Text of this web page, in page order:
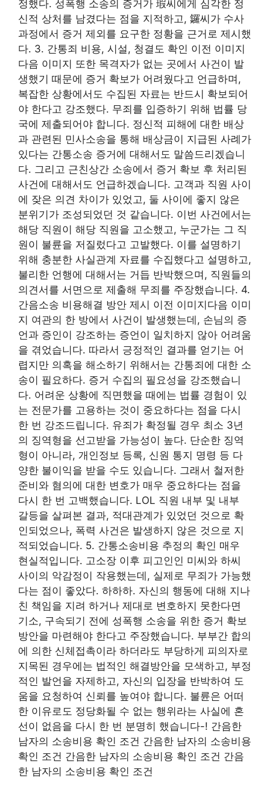
정했다. 성폭행 소송의 증거가 瑕씨에게 심각한 정
신적 상처를 남겼다는 점을 지적하고, 鑼씨가 수사
과정에서 증거 제외를 요구한 정황을 근거로 제시했
다. 3. 간통죄 비용, 시설, 청결도 확인 이전 이미지
다음 이미지 또한 목격자가 없는 곳에서 사건이 발
생했기 때문에 증거 확보가 어려웠다고 언급하며,
복잡한 상황에서도 수집된 자료는 반드시 확보되어
야 한다고 강조했다. 무죄를 입증하기 위해 법률 당
국에 제출되어야 합니다. 정신적 피해에 대한 배상
과 관련된 민사소송을 통해 배상금이 지급된 사례가
있다는 간통소송 증거에 대해서도 말씀드리겠습니
다. 그리고 근친상간 소송에서 증거 확보 후 처리된
사건에 대해서도 언급하겠습니다. 고객과 직원 사이
에 잦은 의견 차이가 있었고, 둘 사이에 좋지 않은
분위기가 조성되었던 것 같습니다. 이번 사건에서는
해당 직원이 해당 직원을 고소했고, 누군가는 그 직
원이 불륜을 저질렀다고 고발했다. 이를 설명하기
위해 충분한 사실관계 자료를 수집했다고 설명하고,
불리한 언행에 대해서는 거듭 반박했으며, 직원들의
의견서를 서면으로 제출해 무죄를 주장했습니다. 4.
간음소송 비용해결 방안 제시 이전 이미지다음 이미
지 여관의 한 방에서 사건이 발생했는데, 손님의 증
언과 증인이 강조하는 증언이 일치하지 않아 어려움
을 겪었습니다. 따라서 긍정적인 결과를 얻기는 어
렵지만 의혹을 해소하기 위해서는 간통죄에 대한 소
송이 필요하다. 증거 수집의 필요성을 강조했습니
다. 어려운 상황에 직면했을 때에는 법률 경험이 있
는 전문가를 고용하는 것이 중요하다는 점을 다시
한 번 강조드립니다. 유죄가 확정될 경우 최소 3년
의 징역형을 선고받을 가능성이 높다. 단순한 징역
형이 아니라, 개인정보 등록, 신원 통지 명령 등 다
양한 불이익을 받을 수도 있습니다. 그래서 철저한
준비와 혐의에 대한 변호가 매우 중요하다는 점을
다시 한 번 고백했습니다. LOL 직원 내부 및 내부
갈등을 살펴본 결과, 적대관계가 있었던 것으로 확
인되었으나, 폭력 사건은 발생하지 않은 것으로 지
적되었습니다. 5. 간통소송비용 추정의 확인 매우
현실적입니다. 고소장 이후 피고인인 미씨와 하씨
사이의 악감정이 작용했는데, 실제로 무죄가 가능했
다는 점이 좋았다. 하하하. 자신의 행동에 대해 지나
친 책임을 지려 하거나 제대로 변호하지 못한다면
기소, 구속되기 전에 성폭행 소송을 위한 증거 확보
방안을 마련해야 한다고 주장했습니다. 부부간 합의
에 의한 신체접촉이라 하더라도 부당하게 피의자로
지목된 경우에는 법적인 해결방안을 모색하고, 부정
적인 발언을 자제하고, 자신의 입장을 반박하여 도
움을 요청하여 신뢰를 높여야 합니다. 불륜은 어떠
한 이유로도 정당화될 수 없는 행위라는 사실에 혼
선이 없음을 다시 한 번 분명히 했습니다-! 간음한
남자의 소송비용 확인 조건 간음한 남자의 소송비용
확인 조건 간음한 남자의 소송비용 확인 조건 간음
한 남자의 소송비용 확인 조건